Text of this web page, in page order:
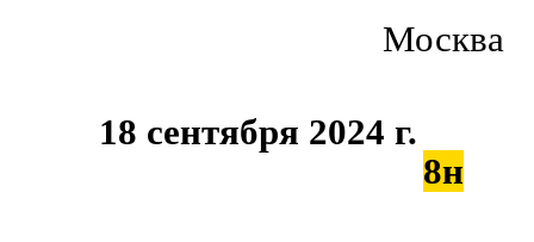
Москва
18 сентября
8н